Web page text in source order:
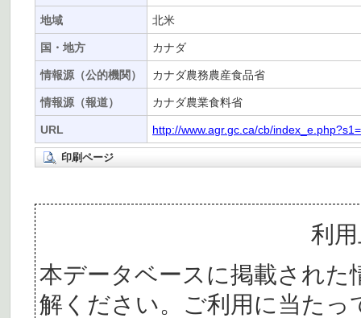
地域 北米
国・地方 カナダ
情報源（公的機関） カナダ農務農産食品省
情報源（報道） カナダ農業食料省
URL http://www.agr.gc.ca/cb/
印刷ページ
利
本データベースに掲載された
解ください。ご利用に当た